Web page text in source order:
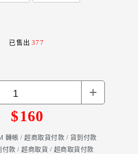
已售出 377
+
$160
轉帳 / 超商取貨付款 / 貨到付款
付款 / 超商取貨 / 超商取貨付款